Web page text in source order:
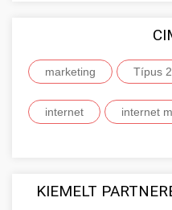
marketing Típus 2
internet internet
KIEMELT